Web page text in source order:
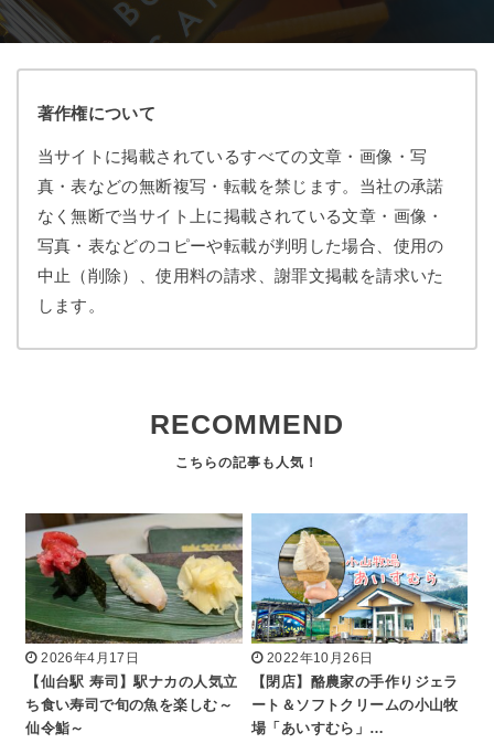
著作権について
当サイトに掲載されているすべての文章・画像・写
真・表などの無断複写・転載を禁じます。当社の承諾
なく無断で当サイト上に掲載されている文章・画像・
写真・表などのコピーや転載が判明した場合、使用の
中止（削除）、使用料の請求、謝罪文掲載を請求いた
します。
RECOMMEND
2026年4月17日
【仙台駅 寿司】駅ナカの人気立
ち食い寿司で旬の魚を楽しむ～
仙令鮨～
2022年10月26日
【閉店】酪農家の手作りジェラ
ート＆ソフトクリームの小山牧
場「あいすむら」…